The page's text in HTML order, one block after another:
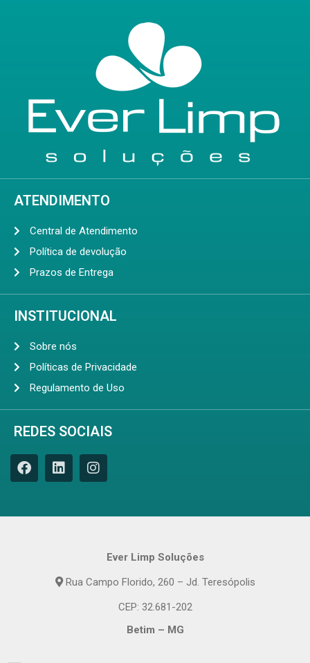
ATENDIMENTO
Central de Atendimento
Política de devolução
Prazos de Entrega
INSTITUCIONAL
Sobre nós
Políticas de Privacidade
Regulamento de Uso
REDES SOCIAIS
Ever Limp Soluções
Rua Campo Florido, 260 – Jd. Teresópolis
CEP: 32.681-202
Betim – MG